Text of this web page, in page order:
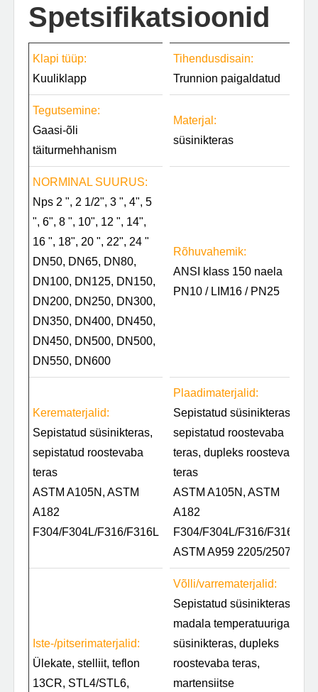
Spetsifikatsioonid
Klapi tüüp:
Kuuliklapp
Tihendusdisain:
Trunnion paigaldatud
Tegutsemine:
Gaasi-õli
täiturmehhanism
Materjal:
süsinikteras
NORMINAL SUURUS:
Nps 2 ", 2 1/2", 3 ", 4", 5
", 6", 8 ", 10", 12 ", 14",
16 ", 18", 20 ", 22", 24 "
DN50, DN65, DN80,
DN100, DN125, DN150,
DN200, DN250, DN300,
DN350, DN400, DN450,
DN450, DN500, DN500,
DN550, DN600
Rõhuvahemik:
ANSI klass 150 naela
PN10 / LIM16 / PN25
Kerematerjalid:
Sepistatud süsinikteras,
sepistatud roostevaba
teras
ASTM A105N, ASTM
A182
F304/F304L/F316/F316L
Plaadimaterjalid:
Sepistatud süsinikteras,
sepistatud roostevaba
teras, dupleks roostevaba
teras
ASTM A105N, ASTM
A182
F304/F304L/F316/F316L,
ASTM A959 2205/2507
Iste-/pitserimaterjalid:
Ülekate, stelliit, teflon
13CR, STL4/STL6,
Võlli/varrematerjalid:
Sepistatud süsinikteras,
madala temperatuuriga
süsinikteras, dupleks
roostevaba teras,
martensiitse